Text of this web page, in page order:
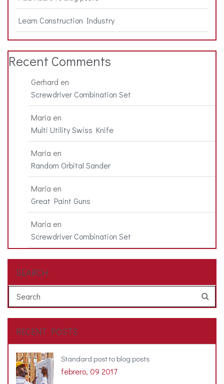
Learn Construction Industry
Recent Comments
Gerhard en
Screwdriver Combination Set
Maria en
Multi Utility Swiss Knife
Maria en
Random Orbital Sander
Maria en
Great Paint Guns
Maria en
Screwdriver Combination Set
SEARCH
RECENT POSTS
Standard post to blog posts
febrero, 09 2017